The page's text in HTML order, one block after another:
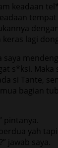
keadaan
lagi
saya
s*ksi. Maka
si Tante,
bagian
pintanya.
yah
jawab saya.